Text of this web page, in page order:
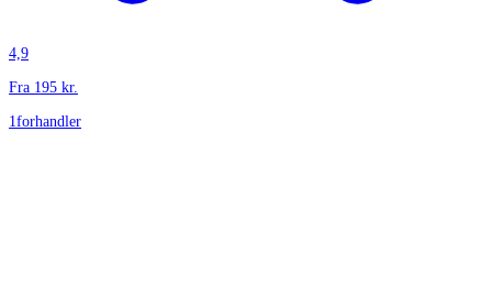
4,9
Fra 195 kr.
1 forhandler